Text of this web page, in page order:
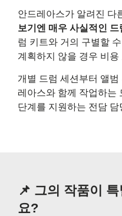
안드레아스가 알려진 다
보기엔 매우 사실적인
럼 키트와 거의 구별할
계획하지 않을 경우 비
개별 드럼 세션부터 앨
레아스와 함께 작업하는
단계를 지원하는 전담
📌 그의 작품이
요?